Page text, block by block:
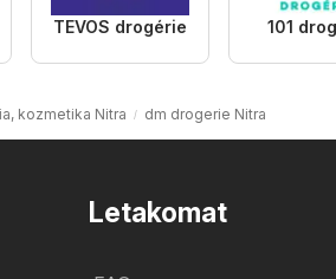
TEVOS drogérie 101
kozmetika Nitra dm drogerie Nitra
Letakomat